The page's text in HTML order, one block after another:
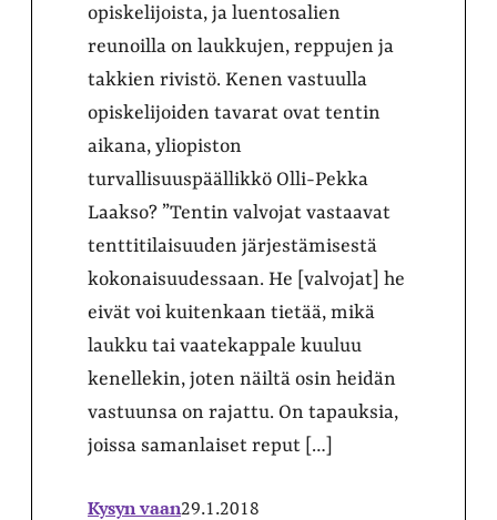
opiskelijoista, ja luentosalien
reunoilla on laukkujen, reppujen ja
takkien rivistö. Kenen vastuulla
opiskelijoiden tavarat ovat tentin
aikana, yliopiston
turvallisuuspäällikkö Olli-Pekka
Laakso? ”Tentin valvojat vastaavat
tenttitilaisuuden järjestämisestä
kokonaisuudessaan. He [valvojat] he
eivät voi kuitenkaan tietää, mikä
laukku tai vaatekappale kuuluu
kenellekin, joten näiltä osin heidän
vastuunsa on rajattu. On tapauksia,
joissa samanlaiset reput […]
Kysyn vaan29.1.2018